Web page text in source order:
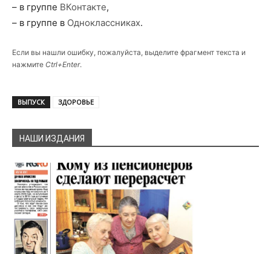
– в группе ВКонтакте,
– в группе в Одноклассниках.
Если вы нашли ошибку, пожалуйста, выделите фрагмент текста и
нажмите Ctrl+Enter.
ВЫПУСК ЗДОРОВЬЕ
НАШИ ИЗДАНИЯ